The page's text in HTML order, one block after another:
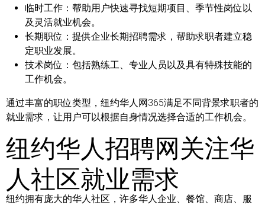
临时工作： 帮助用户快速寻找短期项目、季节性岗位以
及灵活就业机会。
长期职位： 提供企业长期招聘需求，帮助求职者建立稳
定职业发展。
技术岗位： 包括熟练工、专业人员以及具有特殊技能的
工作机会。
通过丰富的职位类型，纽约华人网365满足不同背景求职者的
就业需求，让用户可以根据自身情况选择合适的工作机会。
纽约华人招聘网关注华
人社区就业需求
纽约拥有庞大的华人社区，许多华人企业、餐馆、商店、服